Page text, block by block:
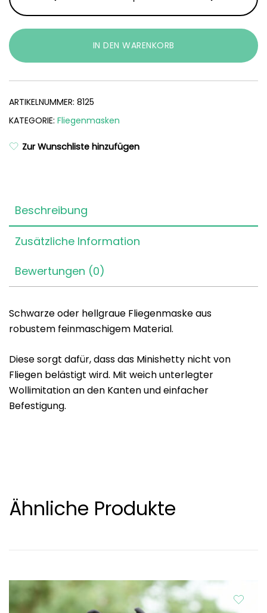
Fliegenmaske
ohne
Menge
IN DEN WARENKORB
ARTIKELNUMMER: 8125
KATEGORIE: Fliegenmasken
Zur Wunschliste hinzufügen
Beschreibung
Zusätzliche Information
Bewertungen (0)
Schwarze oder hellgraue Fliegenmaske aus
robustem feinmaschigem Material.
Diese sorgt dafür, dass das Minishetty nicht von
Fliegen belästigt wird. Mit weich unterlegter
Wollimitation an den Kanten und einfacher
Befestigung.
Ähnliche Produkte